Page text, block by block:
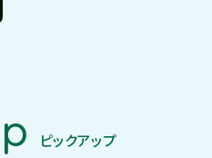
ピックアップ